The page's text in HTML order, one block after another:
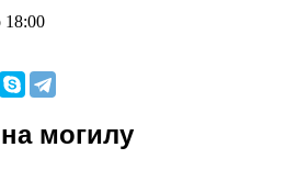
18:00
могилу